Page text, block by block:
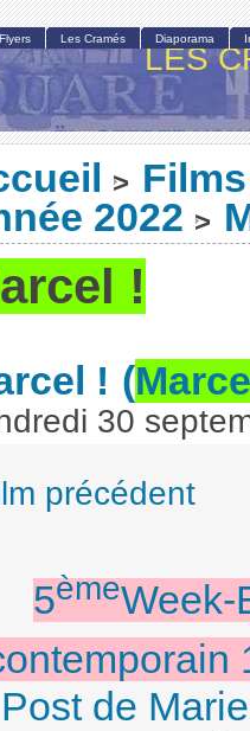
LES
>
2022 >
!
! (
30
précédent
5èmeWeek-
Post de
Flyers Les Cramés Diaporama